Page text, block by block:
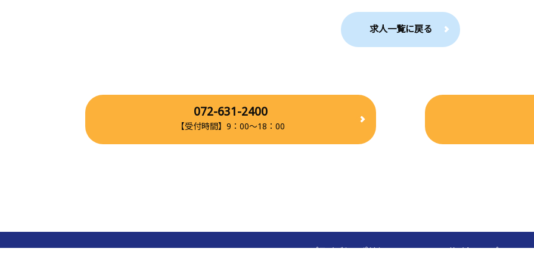
求人一覧に戻る
072-631-2400
【受付時間】9：00～18：00
プライバシーポリシー サイトマップ